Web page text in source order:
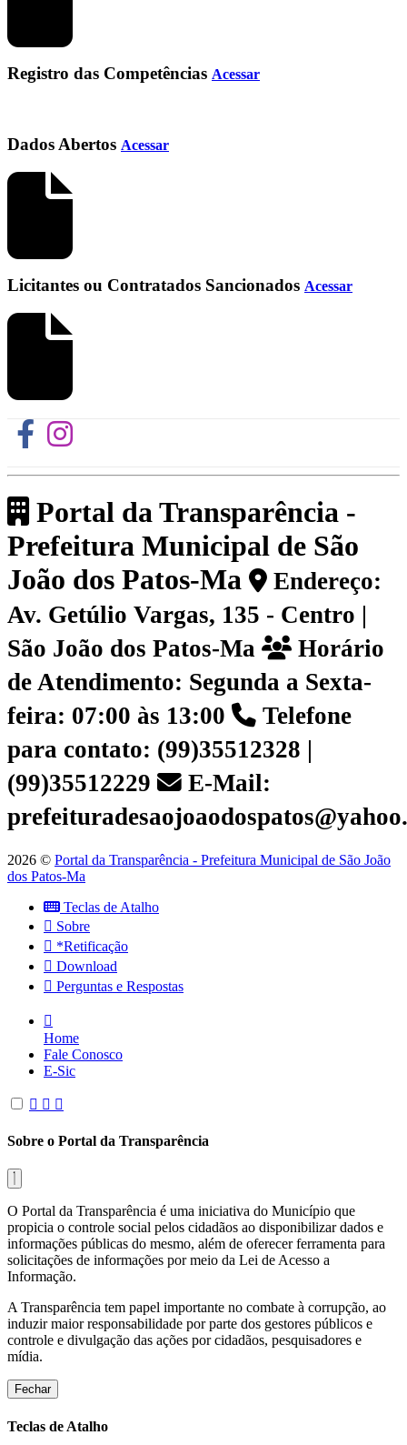
Registro das Competências Acessar
Dados Abertos Acessar
Licitantes ou Contratados Sancionados Acessar
Portal da Transparência -
Prefeitura Municipal de São
João dos Patos-Ma
Endereço:
Av. Getúlio Vargas, 135 - Centro |
São João dos Patos-Ma
Horário
de Atendimento: Segunda a Sexta-
feira: 07:00 às 13:00
Telefone
para contato: (99)35512328 |
(99)35512229
E-Mail:
2026 © Portal da Transparência - Prefeitura Municipal de São João
dos Patos-Ma
Teclas de Atalho
Sobre
*Retificação
Download
Perguntas e Respostas
Home
Fale Conosco
E-Sic
Sobre o Portal da Transparência
O Portal da Transparência é uma iniciativa do Município que
propicia o controle social pelos cidadãos ao disponibilizar dados e
informações públicas do mesmo, além de oferecer ferramenta para
solicitações de informações por meio da Lei de Acesso a
Informação.
A Transparência tem papel importante no combate à corrupção, ao
induzir maior responsabilidade por parte dos gestores públicos e
controle e divulgação das ações por cidadãos, pesquisadores e
mídia.
Fechar
Teclas de Atalho